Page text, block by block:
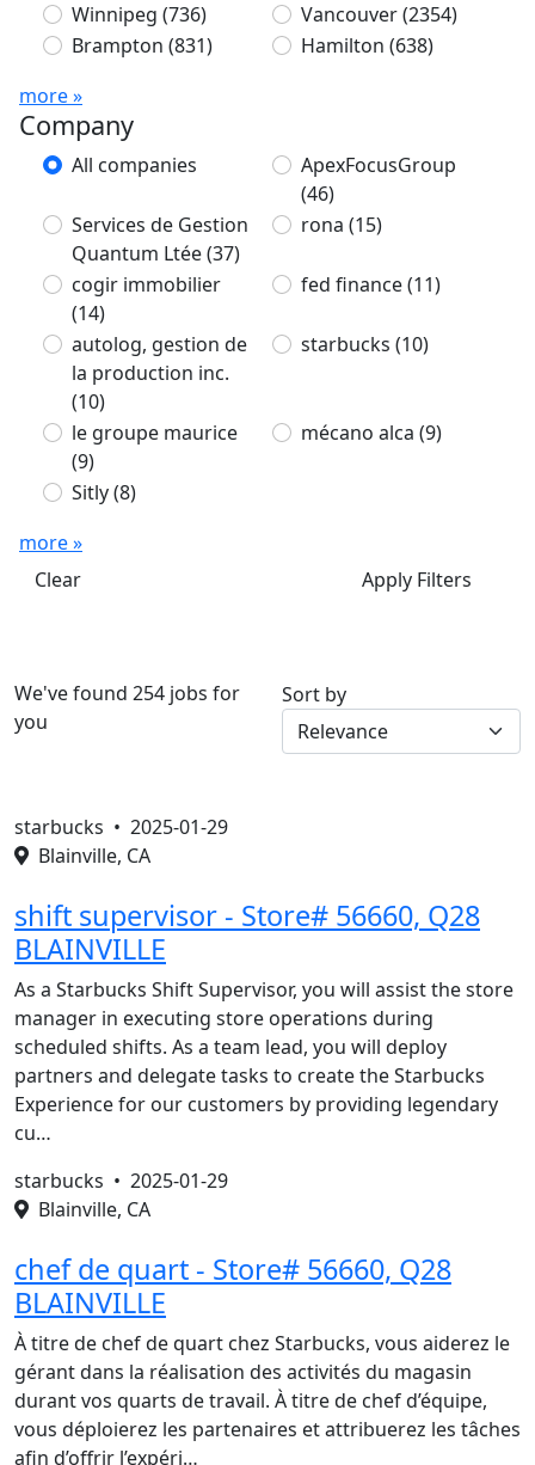
Winnipeg (736) Vancouver(2354)
Brampton (831) Hamilton (638)
more »
Company
All companies
ApexFocusGroup
(46)
Services de Gestion
Quantum Ltée(37)
rona (15)
cogir immobilier
(14)
fed finance(11)
autolog, gestion de
la production inc.
(10)
starbucks (10)
le groupe maurice
(9)
mécano alca (9)
Sitly(8)
more »
Clear
Apply Filters
We've found 254 jobs for
you
Sort by
starbucks • 2025-01-29
Blainville, CA
shift supervisor - Store# 56660, Q28
BLAINVILLE
As a Starbucks Shift Supervisor, you will assist the store
manager in executing store operations during
scheduled shifts. As a team lead, you will deploy
partners and delegate tasks to create the Starbucks
Experience for our customers by providing legendary
cu…
starbucks • 2025-01-29
Blainville, CA
chef de quart - Store# 56660, Q28
BLAINVILLE
À titre de chef de quart chez Starbucks, vous aiderez le
gérant dans la réalisation des activités du magasin
durant vos quarts de travail. À titre de chef d’équipe,
vous déploierez les partenaires et attribuerez les tâches
afin d’offrir l’expéri…